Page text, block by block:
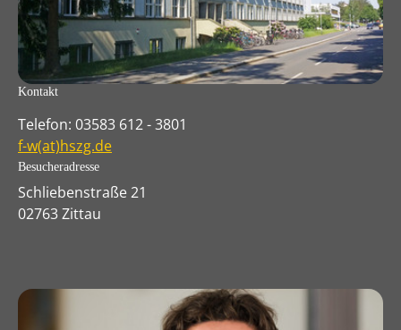
Kontakt
Telefon: 03583 612 - 3801
f-w(at)hszg.de
Besucheradresse
Schliebenstraße 21
02763 Zittau